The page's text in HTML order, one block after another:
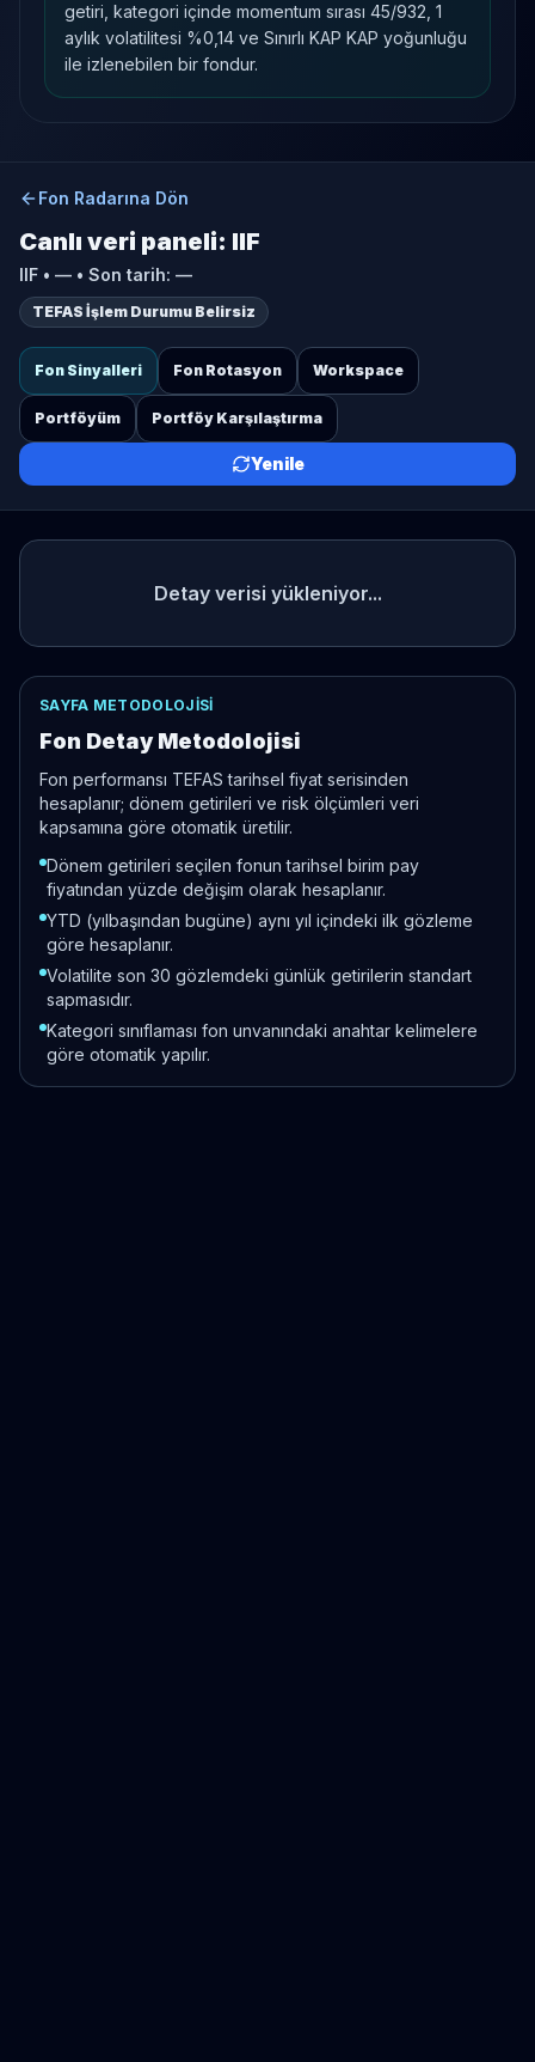
getiri, kategori içinde momentum sırası 45/932, 1
aylık volatilitesi %0,14 ve Sınırlı KAP KAP yoğunluğu
ile izlenebilen bir fondur.
Fon Radarına Dön
Canlı veri paneli: IIF
IIF • — • Son tarih: —
TEFAS İşlem Durumu Belirsiz
Fon Sinyalleri Fon Rotasyon Workspace
Portföyüm Portföy Karşılaştırma
Yenile
Detay verisi yükleniyor...
SAYFA METODOLOJISI
Fon Detay Metodolojisi
Fon performansı TEFAS tarihsel fiyat serisinden
hesaplanır; dönem getirileri ve risk ölçümleri veri
kapsamına göre otomatik üretilir.
Dönem getirileri seçilen fonun tarihsel birim pay
fiyatından yüzde değişim olarak hesaplanır.
YTD (yılbaşından bugüne) aynı yıl içindeki ilk gözleme
göre hesaplanır.
Volatilite son 30 gözlemdeki günlük getirilerin standart
sapmasıdır.
Kategori sınıflaması fon unvanındaki anahtar kelimelere
göre otomatik yapılır.